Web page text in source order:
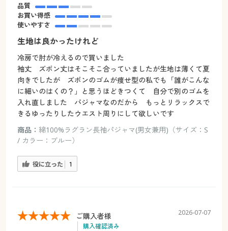
品質
お買い得感
使いやすさ
生地は良かったけれど
冷房で肘が冷えるので買いました
袖丈 ズボン丈はそこそこ合っていましたが生地は薄くて夏
向きでしたが ズボンのゴムが痩せ型の私でも「誰がこんな
に細いのはくの？」と思うほどきつくて 自分で別のゴムを
入れ直しました パジャマなのだから もっとリラックスで
きるゆったりしたウエスト周りにして欲しいです
商品： 綿100%ラグラン長袖パジャマ(男女兼用)（サイズ：S
/ カラー：ブルー）
役に立った 1
ご購入者様
購入確認済み
2026-07-07